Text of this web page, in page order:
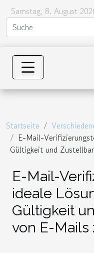
Samstag, 8. August
Startseite
E-Mail-
Gültigkeit und
E-Mail-
ideale
Gültigkeit
von E-